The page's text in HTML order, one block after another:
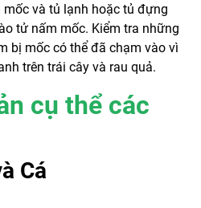
và tủ lạnh hoặc tủ đựng
tử nấm mốc. Kiểm tra những
bị mốc có thể đã chạm vào vì
trên trái cây và rau quả.
cụ thể các
Cá